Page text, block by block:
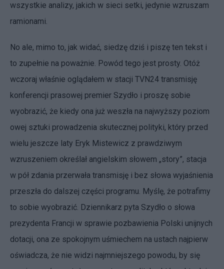
wszystkie analizy, jakich w sieci setki, jedynie wzruszam
ramionami.
No ale, mimo to, jak widać, siedzę dziś i piszę ten tekst i
to zupełnie na poważnie. Powód tego jest prosty. Otóż
wczoraj właśnie oglądałem w stacji TVN24 transmisję
konferencji prasowej premier Szydło i proszę sobie
wyobrazić, że kiedy ona już weszła na najwyższy poziom
owej sztuki prowadzenia skutecznej polityki, który przed
wielu jeszcze laty Eryk Mistewicz z prawdziwym
wzruszeniem określał angielskim słowem „story”, stacja
w pół zdania przerwała transmisję i bez słowa wyjaśnienia
przeszła do dalszej części programu. Myślę, że potrafimy
to sobie wyobrazić. Dziennikarz pyta Szydło o słowa
prezydenta Francji w sprawie pozbawienia Polski unijnych
dotacji, ona ze spokojnym uśmiechem na ustach najpierw
oświadcza, że nie widzi najmniejszego powodu, by się